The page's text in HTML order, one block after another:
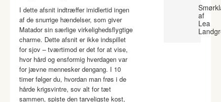
I dette afsnit indtræffer imidlertid ingen
af de snurrige hændelser, som giver
Matador sin særlige virkelighedsflygtige
charme. Dette afsnit er ikke indspillet
for sjov – tværtimod er det for at vise,
hvor hård og ensformig hverdagen var
for jævne mennesker dengang. I 10
timer følger du, hvordan man frøs i de
hårde krigsvintre, sov alt for tæt
sammen, spiste den tarveligste kost,
af
Lea